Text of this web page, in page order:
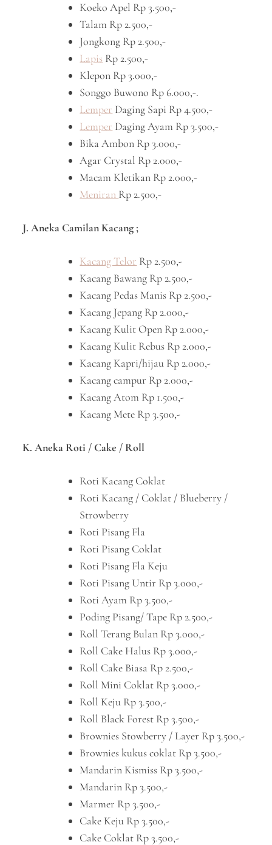
Koeko Apel Rp 3.500,-
Talam Rp 2.500,-
Jongkong Rp 2.500,-
Lapis Rp 2.500,-
Klepon Rp 3.000,-
Songgo Buwono Rp 6.000,-.
Lemper Daging Sapi Rp 4.500,-
Lemper Daging Ayam Rp 3.500,-
Bika Ambon Rp 3.000,-
Agar Crystal Rp 2.000,-
Macam Kletikan Rp 2.000,-
Meniran Rp 2.500,-
J. Aneka Camilan Kacang ;
Kacang Telor Rp 2.500,-
Kacang Bawang Rp 2.500,-
Kacang Pedas Manis Rp 2.500,-
Kacang Jepang Rp 2.000,-
Kacang Kulit Open Rp 2.000,-
Kacang Kulit Rebus Rp 2.000,-
Kacang Kapri/hijau Rp 2.000,-
Kacang campur Rp 2.000,-
Kacang Atom Rp 1.500,-
Kacang Mete Rp 3.500,-
K. Aneka Roti / Cake / Roll
Roti Kacang Coklat
Roti Kacang / Coklat / Blueberry /
Strowberry
Roti Pisang Fla
Roti Pisang Coklat
Roti Pisang Fla Keju
Roti Pisang Untir Rp 3.000,-
Roti Ayam Rp 3.500,-
Poding Pisang/ Tape Rp 2.500,-
Roll Terang Bulan Rp 3.000,-
Roll Cake Halus Rp 3.000,-
Roll Cake Biasa Rp 2.500,-
Roll Mini Coklat Rp 3.000,-
Roll Keju Rp 3.500,-
Roll Black Forest Rp 3.500,-
Brownies Stowberry / Layer Rp 3.500,-
Brownies kukus coklat Rp 3.500,-
Mandarin Kismiss Rp 3.500,-
Mandarin Rp 3.500,-
Marmer Rp 3.500,-
Cake Keju Rp 3.500,-
Cake Coklat Rp 3.500,-